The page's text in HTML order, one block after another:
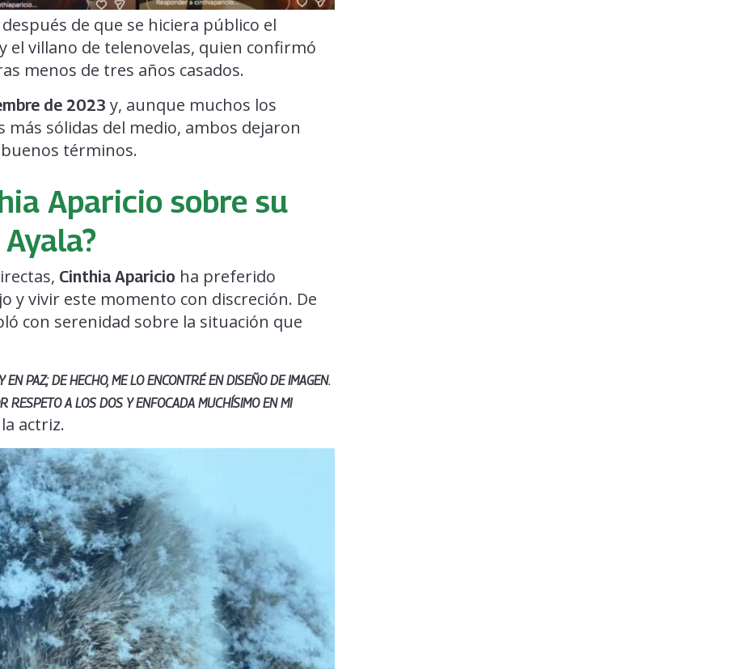
de que se hiciera público el
el villano de telenovelas, quien confirmó
menos de tres años casados.
de 2023 y, aunque muchos los
sólidas del medio, ambos dejaron
términos.
Aparicio sobre su
Cinthia Aparicio ha preferido
y vivir este momento con discreción. De
con serenidad sobre la situación que
PAZ; DE HECHO, ME LO ENCONTRÉ EN DISEÑO DE IMAGEN.
RESPETO A LOS DOS Y ENFOCADA MUCHÍSIMO EN MI
actriz.